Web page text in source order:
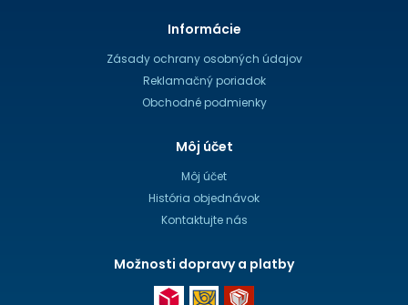
Informácie
Zásady ochrany osobných údajov
Reklamačný poriadok
Obchodné podmienky
Môj účet
Môj účet
História objednávok
Kontaktujte nás
Možnosti dopravy a platby